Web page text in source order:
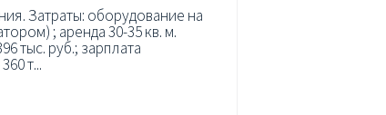
Затраты: оборудование на
; аренда 30-35 кв. м.
тыс. руб.; зарплата
т...